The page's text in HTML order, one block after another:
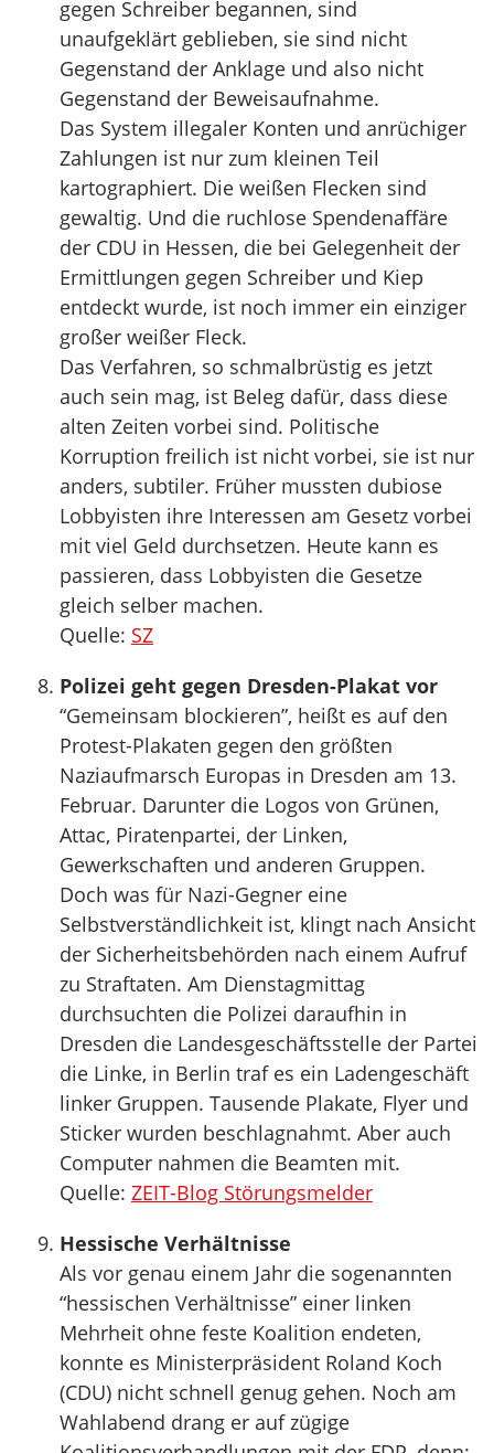
gegen Schreiber begannen, sind
unaufgeklärt geblieben, sie sind nicht
Gegenstand der Anklage und also nicht
Gegenstand der Beweisaufnahme.
Das System illegaler Konten und anrüchiger
Zahlungen ist nur zum kleinen Teil
kartographiert. Die weißen Flecken sind
gewaltig. Und die ruchlose Spendenaffäre
der CDU in Hessen, die bei Gelegenheit der
Ermittlungen gegen Schreiber und Kiep
entdeckt wurde, ist noch immer ein einziger
großer weißer Fleck.
Das Verfahren, so schmalbrüstig es jetzt
auch sein mag, ist Beleg dafür, dass diese
alten Zeiten vorbei sind. Politische
Korruption freilich ist nicht vorbei, sie ist nur
anders, subtiler. Früher mussten dubiose
Lobbyisten ihre Interessen am Gesetz vorbei
mit viel Geld durchsetzen. Heute kann es
passieren, dass Lobbyisten die Gesetze
gleich selber machen.
Quelle: SZ
Polizei geht gegen Dresden-Plakat vor
“Gemeinsam blockieren”, heißt es auf den
Protest-Plakaten gegen den größten
Naziaufmarsch Europas in Dresden am 13.
Februar. Darunter die Logos von Grünen,
Attac, Piratenpartei, der Linken,
Gewerkschaften und anderen Gruppen.
Doch was für Nazi-Gegner eine
Selbstverständlichkeit ist, klingt nach Ansicht
der Sicherheitsbehörden nach einem Aufruf
zu Straftaten. Am Dienstagmittag
durchsuchten die Polizei daraufhin in
Dresden die Landesgeschäftsstelle der Partei
die Linke, in Berlin traf es ein Ladengeschäft
linker Gruppen. Tausende Plakate, Flyer und
Sticker wurden beschlagnahmt. Aber auch
Computer nahmen die Beamten mit.
Quelle: ZEIT-Blog Störungsmelder
Hessische Verhältnisse
Als vor genau einem Jahr die sogenannten
“hessischen Verhältnisse” einer linken
Mehrheit ohne feste Koalition endeten,
konnte es Ministerpräsident Roland Koch
(CDU) nicht schnell genug gehen. Noch am
Wahlabend drang er auf zügige